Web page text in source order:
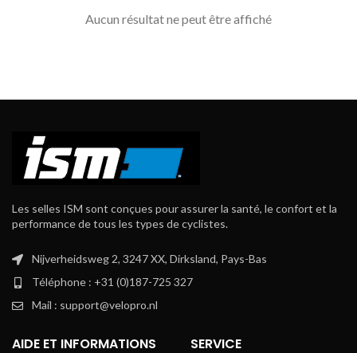
Aucun résultat ne peut être affiché
Les selles ISM sont conçues pour assurer la santé, le confort et la
performance de tous les types de cyclistes.
Nijverheidsweg 2, 3247 XX, Dirksland, Pays-Bas
Téléphone : +31 (0)187-725 327
Mail : support@velopro.nl
AIDE ET INFORMATIONS SERVICE